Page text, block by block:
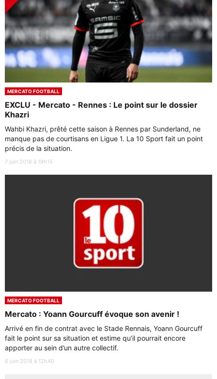
MERCATO FOOTBALL
EXCLU - Mercato - Rennes : Le point sur le dossier
Khazri
Wahbi Khazri, prêté cette saison à Rennes par Sunderland, ne
manque pas de courtisans en Ligue 1. La 10 Sport fait un point
précis de la situation.
7 juin 2018 à 19h15
MERCATO FOOTBALL
Mercato : Yoann Gourcuff évoque son avenir !
Arrivé en fin de contrat avec le Stade Rennais, Yoann Gourcuff
fait le point sur sa situation et estime qu’il pourrait encore
apporter au sein d’un autre collectif.
6 juin 2018 à 12h40